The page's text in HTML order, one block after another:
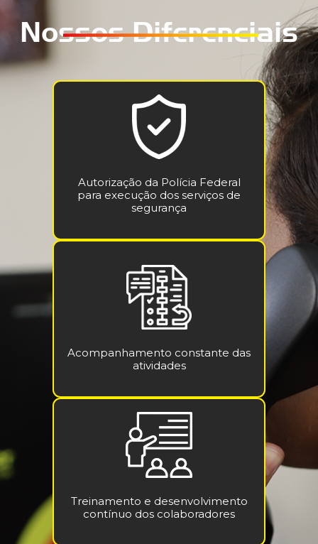
Nossos Diferenciais
Autorização da Polícia Federal
para execução dos serviços de
segurança
Acompanhamento constante das
atividades
Treinamento e desenvolvimento
contínuo dos colaboradores